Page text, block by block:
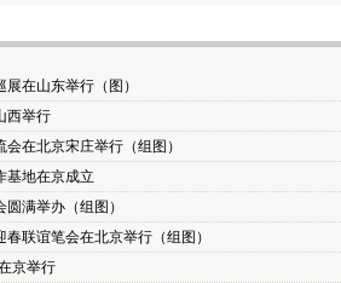
展在山东举行（图）
西举行
会在北京宋庄举行（组图）
基地在京成立
圆满举办（组图）
春联谊笔会在北京举行（组图）
京举行